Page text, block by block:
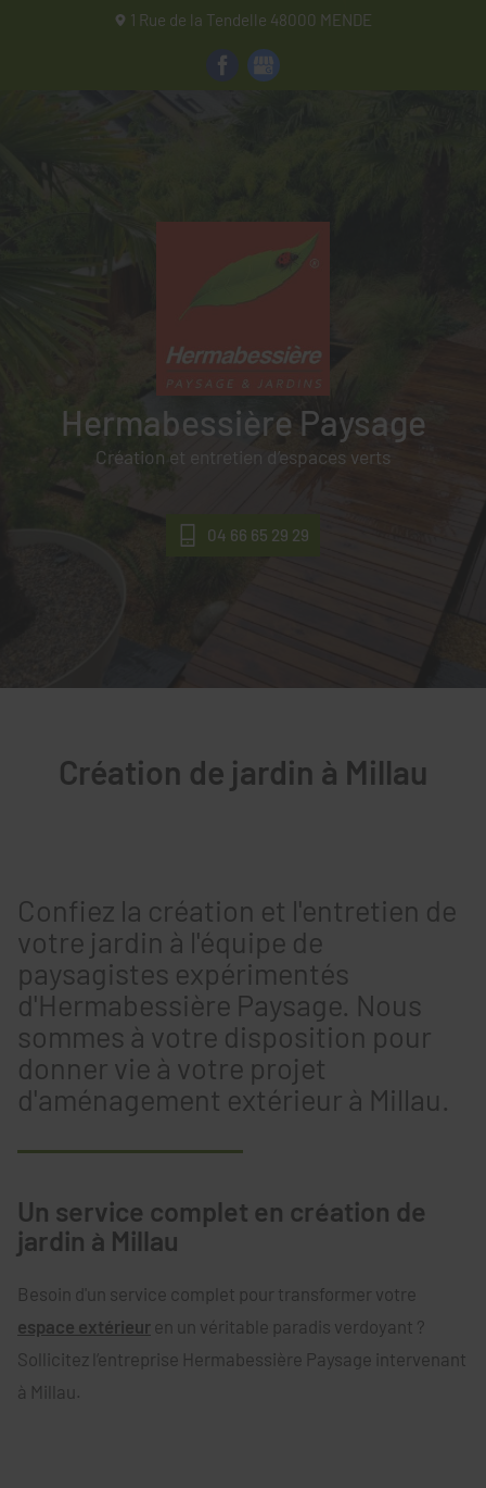
1 Rue de la Tendelle 48000 MENDE
Hermabessière Paysage
Création et entretien d’espaces verts
04 66 65 29 29
Création de jardin à Millau
Confiez la création et l'entretien de
votre jardin à l'équipe de
paysagistes expérimentés
d'Hermabessière Paysage. Nous
sommes à votre disposition pour
donner vie à votre projet
d'aménagement extérieur à Millau.
Un service complet en création de
jardin à Millau
Besoin d'un service complet pour transformer votre
espace extérieur en un véritable paradis verdoyant ?
Sollicitez l’entreprise Hermabessière Paysage intervenant
à Millau.
Hermabessière Paysage